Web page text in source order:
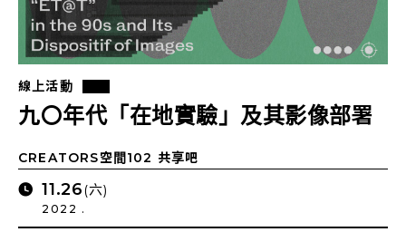
線上活動
九〇年代「在地實驗」及其影像部署
CREATORS空間102 共享吧
11.26(六)
2022 .